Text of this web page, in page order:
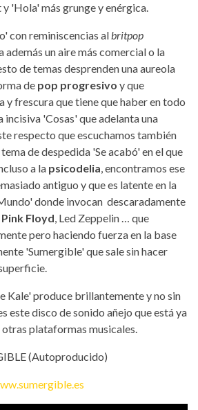
y 'Hola' más grunge y enérgica.
con reminiscencias albritpop
además un aire más comercial o la
de temas desprenden una aureola
de pop progresivo y que
y frescura que tiene que haber en todo
incisiva 'Cosas' que adelanta una
respecto que escuchamos también
de despedida 'Se acabó' en el que
a la psicodelia, encontramos ese
antiguo y que es latente en la
donde invocan descaradamente
Pink Floyd, Led Zeppelin … que
pero haciendo fuerza en la base
'Sumergible' que sale sin hacer
Kale' produce brillantemente y no sin
este disco de sonido añejo que está ya
otras plataformas musicales.
(Autoproducido)